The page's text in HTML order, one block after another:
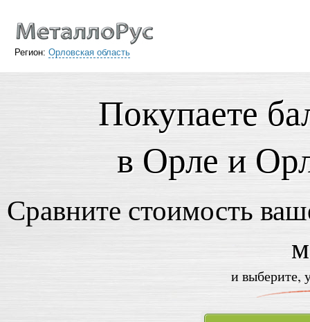
Регион: Орловская область
Покупаете
в Орле и
Сравните стоимость
и выберите,